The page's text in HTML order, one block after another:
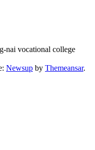
vocational college
Newsup by Themeansar.